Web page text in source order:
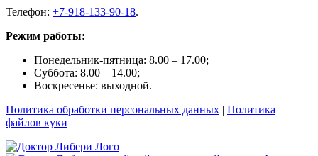
Телефон: +7-918-133-90-18.
Режим работы:
Понедельник-пятница: 8.00 – 17.00;
Суббота: 8.00 – 14.00;
Воскресенье: выходной.
Политика обработки персональных данных | Политика
файлов куки